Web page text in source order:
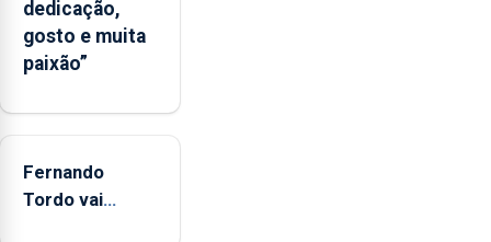
CPUE
entre
2022
dedicação,
gosto e muita
paixão”
Fernando
Tordo vai